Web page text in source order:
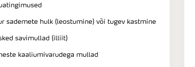
sademete hulk (leostumine) või tugev kastmine
savimullad (illiit)
kaaliumivarudega mullad